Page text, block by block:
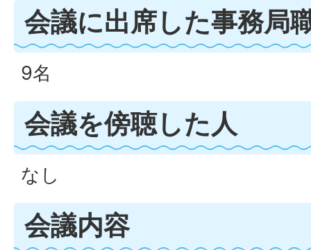
会議に出席した事務局
9名
会議を傍聴した人
なし
会議内容